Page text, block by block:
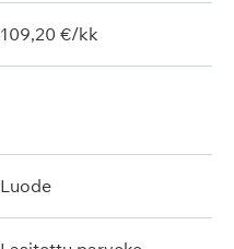
109,20 €/kk
luode